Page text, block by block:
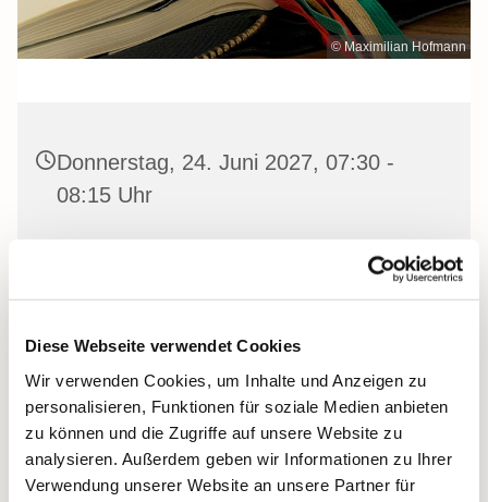
Diese Webseite verwendet Cookies
Wir verwenden Cookies, um Inhalte und Anzeigen zu
personalisieren, Funktionen für soziale Medien anbieten
zu können und die Zugriffe auf unsere Website zu
analysieren. Außerdem geben wir Informationen zu Ihrer
Verwendung unserer Website an unsere Partner für
© Maximilian Hofmann
Donnerstag, 24. Juni 2027, 07:30 -
08:15 Uhr
Heilige Dreifaltigkeit Kirche, Stralsund,
Gemeinsam beten wir dasInvitatorium, die
Lesehoreund dieLaudes. Dazu hören wir das
Tagesevangelium und verbleiben in 15 Minuten stiller
Meditation.